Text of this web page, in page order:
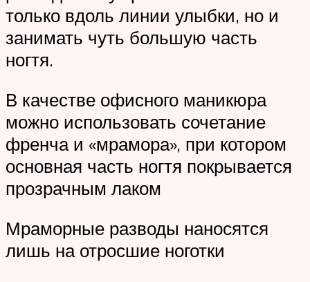
только вдоль линии улыбки, но и
занимать чуть большую часть
ногтя.
В качестве офисного маникюра
можно использовать сочетание
френча и «мрамора», при котором
основная часть ногтя покрывается
прозрачным лаком
Мраморные разводы наносятся
лишь на отросшие ноготки